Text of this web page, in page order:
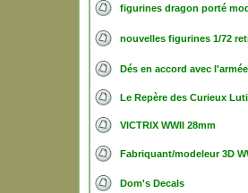
figurines dragon porté
nouvelles figurines 1/72
Dés en accord avec l'armée
Le Repère des Curieux
VICTRIX WWII 28mm
Fabriquant/modeleur 3D
Dom's Decals